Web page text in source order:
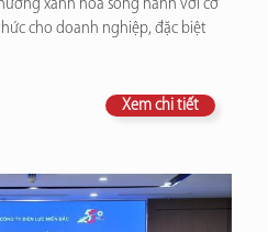
xanh hóa song hành với cơ
cho doanh nghiệp, đặc biệt
Xem chi tiết